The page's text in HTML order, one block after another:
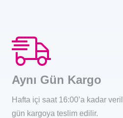
Aynı Gün Kargo
Hafta içi saat 16:00’a kadar
gün kargoya teslim edilir.